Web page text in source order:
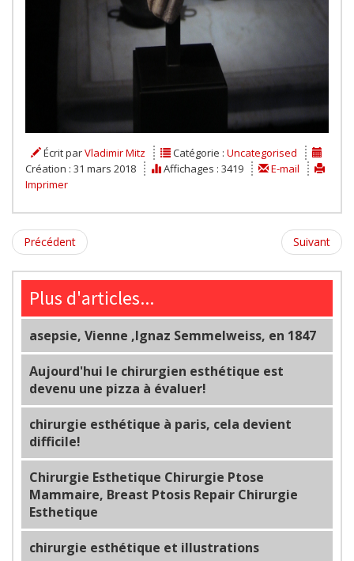
Écrit parVladimir Mitz Catégorie : Uncategorised
Création : 31 mars 2018
Affichages : 3419
E-mail
Imprimer
Précédent Suivant
Plus d'articles...
asepsie, Vienne ,Ignaz Semmelweiss, en 1847
Aujourd'hui le chirurgien esthétique est
devenu une pizza à évaluer!
chirurgie esthétique à paris, cela devient
difficile!
Chirurgie Esthetique Chirurgie Ptose
Mammaire, Breast Ptosis Repair Chirurgie
Esthetique
chirurgie esthétique et illustrations